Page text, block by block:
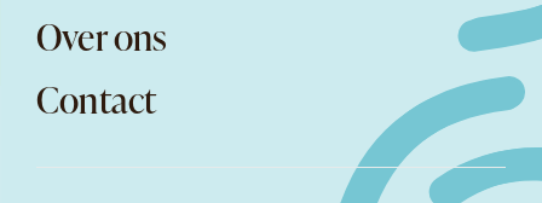
Over ons
Contact